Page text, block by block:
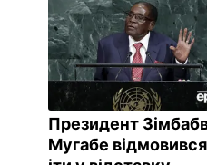
Президент
Мугабе відмовився